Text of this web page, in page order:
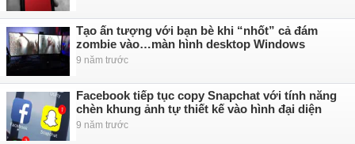
Tạo ấn tượng với bạn bè khi “nhốt” cả đám
zombie vào…màn hình desktop Windows
9 năm trước
Facebook tiếp tục copy Snapchat với tính năng
chèn khung ảnh tự thiết kế vào hình đại diện
9 năm trước